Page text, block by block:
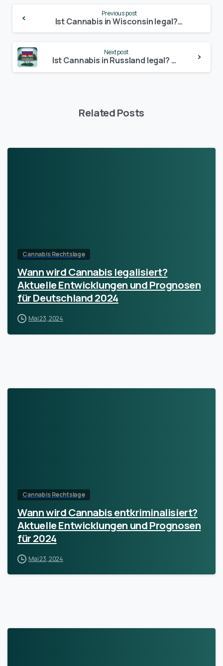
Reading
Previous post
Ist Cannabis in Wisconsin legal? – Update 2024
Next post
Ist Cannabis in Russland legal? – Update 2024
Related Posts
Cannabis Rechtslage
Wann wird Cannabis legalisiert?
Aktuelle Entwicklungen und Prognosen
für Deutschland 2024
Mai 23, 2024
Cannabis Rechtslage
Wann wird Cannabis entkriminalisiert?
Aktuelle Entwicklungen und Prognosen
für 2024
Mai 23, 2024